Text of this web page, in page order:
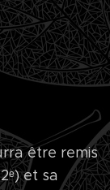
être remis
et sa